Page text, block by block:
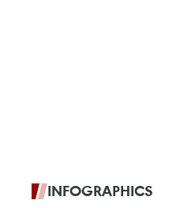
INFOGRAPHICS